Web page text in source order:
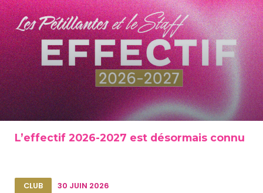
L’effectif 2026-2027 est désormais connu
CLUB 30 JUIN 2026